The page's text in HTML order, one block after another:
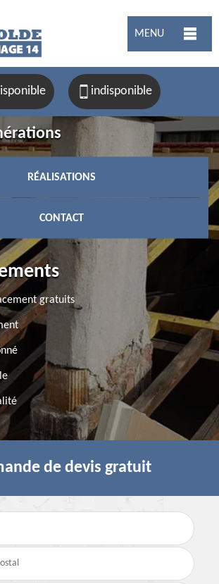
MENU
indisponible
RÉALISATIONS
CONTACT
gratuits
de devis gratuit